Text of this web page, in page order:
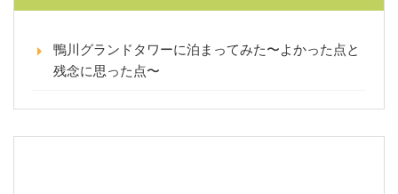
鴨川グランドタワーに泊まってみた〜よかった点と
残念に思った点〜